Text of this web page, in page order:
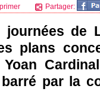
Partager:
de
plans
par la